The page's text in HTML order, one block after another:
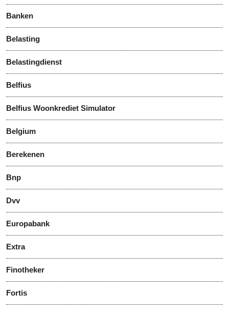
Banken
Belasting
Belastingdienst
Belfius
Belfius Woonkrediet Simulator
Belgium
Berekenen
Bnp
Dvv
Europabank
Extra
Finotheker
Fortis